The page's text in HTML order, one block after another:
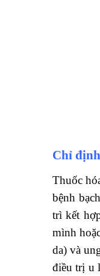
Chỉ
Thuốc
bệnh
trì kết
mình
da) và
điều trị u